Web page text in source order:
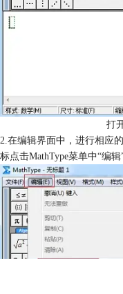
打
2.在编辑界面中，进行相应
标点击MathType菜单中“编